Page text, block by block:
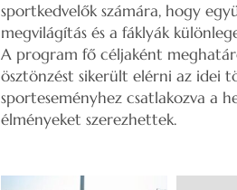
sportkedvelők számára, hogy
megvilágítás és a fáklyák
A program fő céljaként
ösztönzést sikerült elérni az idei
sporteseményhez csatlakozva a
élményeket szerezhettek.